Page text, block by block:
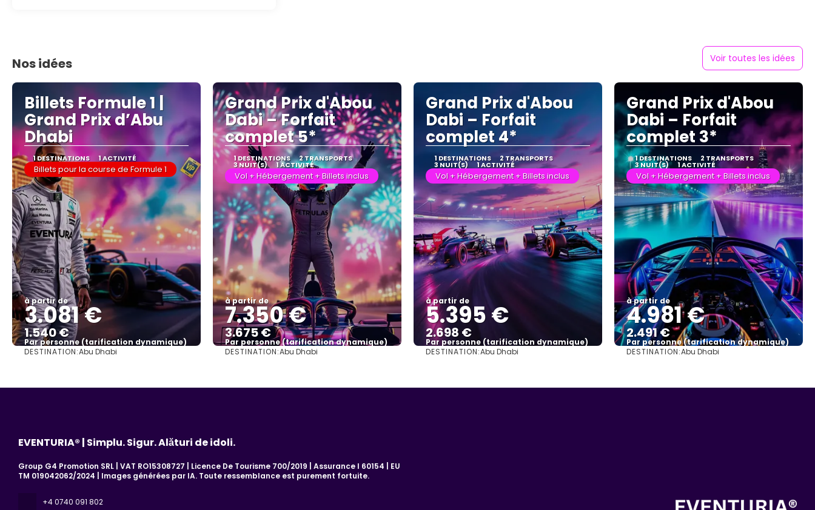
Nos idées Voir toutes les idées
Billets Formule 1 |
Grand Prix d’Abu
Dhabi
1 DESTINATIONS 1 ACTIVITÉ
Billets pour la course de Formule 1
à partir de
3.081 €
1.540 €
Par personne (tarification dynamique)
Afficher
DESTINATION:Abu Dhabi
Grand Prix d'Abou
Dabi – Forfait
complet 5*
1 DESTINATIONS 2 TRANSPORTS
3 NUIT(S) 1 ACTIVITÉ
Vol + Hébergement + Billets inclus
à partir de
7.350 €
3.675 €
Par personne (tarification dynamique)
Afficher
DESTINATION:Abu Dhabi
Grand Prix d'Abou
Dabi – Forfait
complet 4*
1 DESTINATIONS 2 TRANSPORTS
3 NUIT(S) 1 ACTIVITÉ
Vol + Hébergement + Billets inclus
à partir de
5.395 €
2.698 €
Par personne (tarification dynamique)
Afficher
DESTINATION:Abu Dhabi
Grand Prix d'Abou
Dabi – Forfait
complet 3*
1 DESTINATIONS 2 TRANSPORTS
3 NUIT(S) 1 ACTIVITÉ
Vol + Hébergement + Billets inclus
à partir de
4.981 €
2.491 €
Par personne (tarification dynamique)
Afficher
DESTINATION:Abu Dhabi
EVENTURIA® | Simplu. Sigur. Alături de idoli.
Group G4 Promotion SRL | VAT RO15308727 | Licence De Tourisme 700/2019 | Assurance I 60154 | EU
TM 019042062/2024 | Images générées par IA. Toute ressemblance est purement fortuite.
+4 0740 091 802